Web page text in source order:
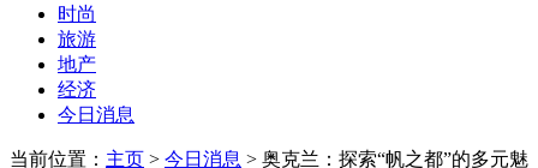
时尚
旅游
地产
经济
今日消息
当前位置： 主页 > 今日消息 > 奥克兰：探索“帆之都”的多元魅